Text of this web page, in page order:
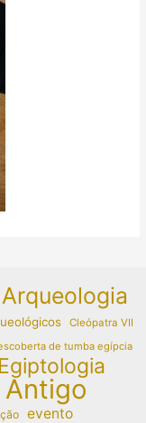
Arqueologia
Cleópatra VII
de tumba egípcia
Egiptologia
evento